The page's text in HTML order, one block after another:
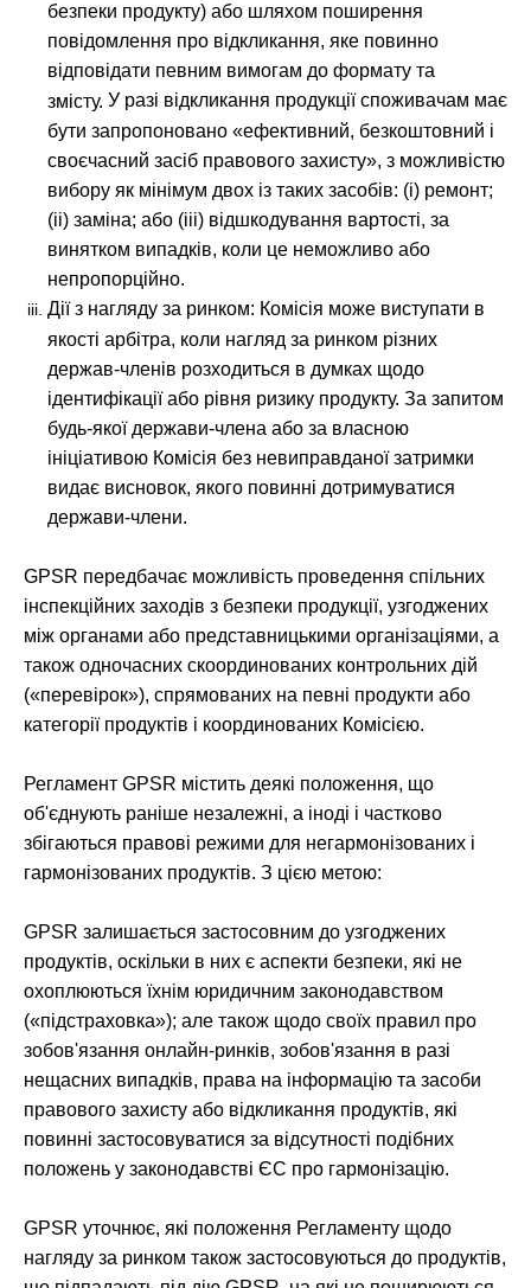
безпеки продукту) або шляхом поширення
повідомлення про відкликання, яке повинно
відповідати певним вимогам до формату та
змісту. У разі відкликання продукції споживачам має
бути запропоновано «ефективний, безкоштовний і
своєчасний засіб правового захисту», з можливістю
вибору як мінімум двох із таких засобів: (i) ремонт;
(ii) заміна; або (iii) відшкодування вартості, за
винятком випадків, коли це неможливо або
непропорційно.
Дії з нагляду за ринком: Комісія може виступати в
якості арбітра, коли нагляд за ринком різних
держав-членів розходиться в думках щодо
ідентифікації або рівня ризику продукту. За запитом
будь-якої держави-члена або за власною
ініціативою Комісія без невиправданої затримки
видає висновок, якого повинні дотримуватися
держави-члени.
GPSR передбачає можливість проведення спільних
інспекційних заходів з безпеки продукції, узгоджених
між органами або представницькими організаціями, а
також одночасних скоординованих контрольних дій
(«перевірок»), спрямованих на певні продукти або
категорії продуктів і координованих Комісією.
Регламент GPSR містить деякі положення, що
об'єднують раніше незалежні, а іноді і частково
збігаються правові режими для негармонізованих і
гармонізованих продуктів. З цією метою:
GPSR залишається застосовним до узгоджених
продуктів, оскільки в них є аспекти безпеки, які не
охоплюються їхнім юридичним законодавством
(«підстраховка»); але також щодо своїх правил про
зобов'язання онлайн-ринків, зобов'язання в разі
нещасних випадків, права на інформацію та засоби
правового захисту або відкликання продуктів, які
повинні застосовуватися за відсутності подібних
положень у законодавстві ЄС про гармонізацію.
GPSR уточнює, які положення Регламенту щодо
нагляду за ринком також застосовуються до продуктів,